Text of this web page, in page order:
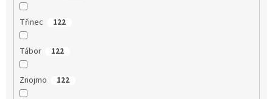
Třinec 122
Tábor 122
Znojmo 122